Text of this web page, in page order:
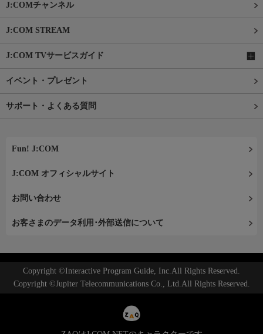
J:COMチャンネル
J:COM STREAM
J:COM TVサービスガイド
イベント・プレゼント
サポート・よくある質問
Fun! J:COM
J:COM オフィシャルサイト
お問い合わせ
お客さまのデータ利用･外部送信について
Copyright ©Interactive Program Guide, Inc.All Rights Reserved.
Copyright ©Jupiter Telecommunications Co., Ltd.All Rights Reserved.